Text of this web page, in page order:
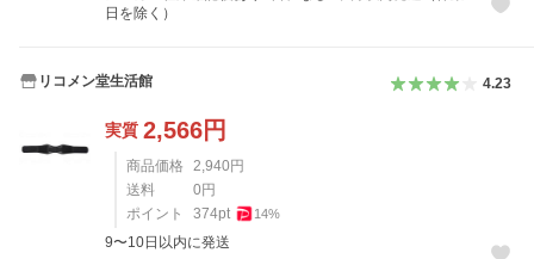
日を除く）
リコメン堂生活館 4.23
実質 2,566円
商品価格 2,940 円
送料
0 円
ポイント
374pt 14%
9〜10日以内に発送